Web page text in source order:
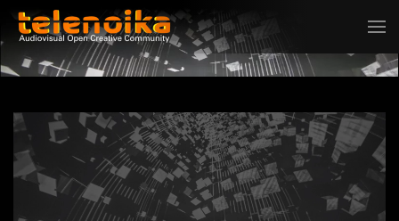
Ir al contenido principal